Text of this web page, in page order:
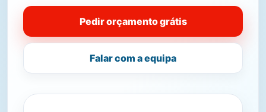
Pedir orçamento grátis
Falar com a equipa